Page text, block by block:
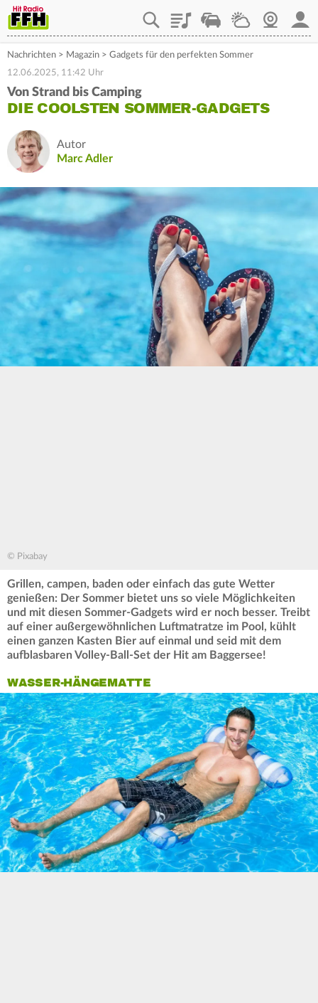
PlaylistStaupilotWetterWebcam
Nachrichten > Magazin > Gadgets für den perfekten Sommer
12.06.2025, 11:42 Uhr
Von Strand bis Camping
DIE COOLSTEN SOMMER-GADGETS
Autor
Marc Adler
© Pixabay
Grillen, campen, baden oder einfach das gute Wetter
genießen: Der Sommer bietet uns so viele Möglichkeiten
und mit diesen Sommer-Gadgets wird er noch besser. Treibt
auf einer außergewöhnlichen Luftmatratze im Pool, kühlt
einen ganzen Kasten Bier auf einmal und seid mit dem
aufblasbaren Volley-Ball-Set der Hit am Baggersee!
WASSER-HÄNGEMATTE